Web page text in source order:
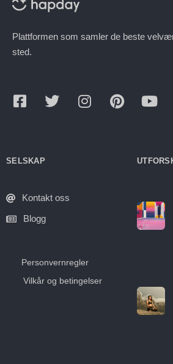
Plattformen som samler de beste
sted.
SELSKAP
Kontakt oss
Blogg
Personvernregler
Vilkår og betingelser